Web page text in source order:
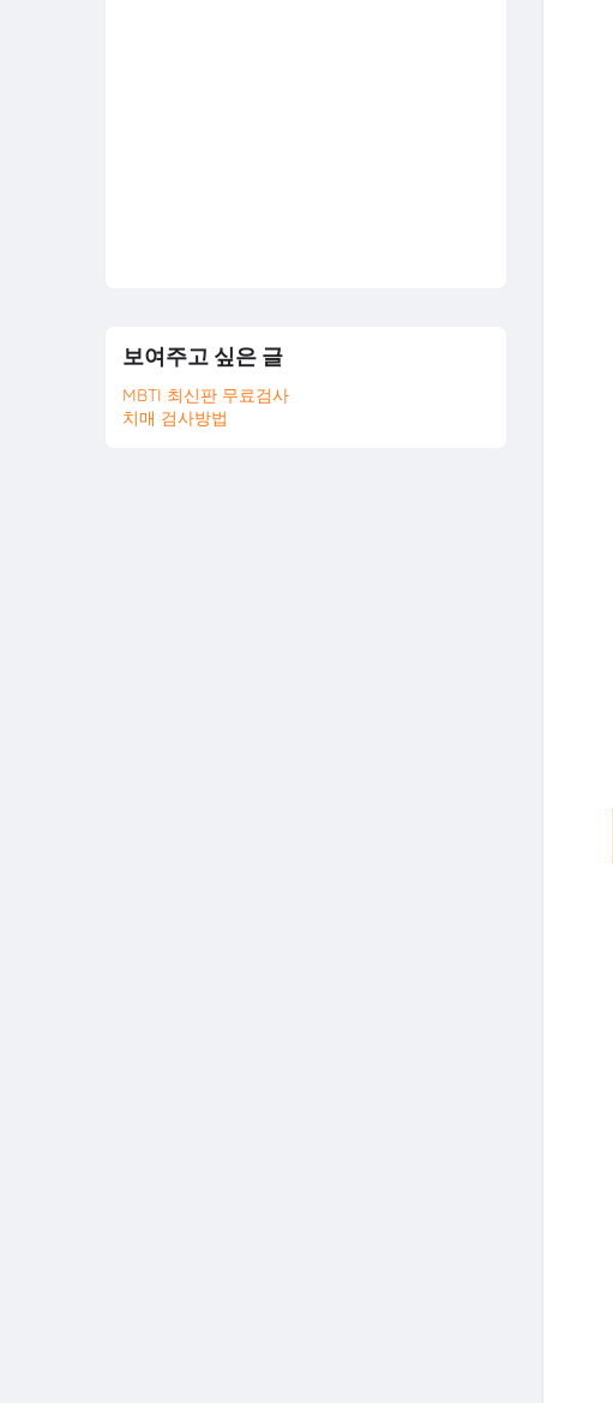
보여주고 싶은 글
MBTI 최신판 무료검사
치매 검사방법